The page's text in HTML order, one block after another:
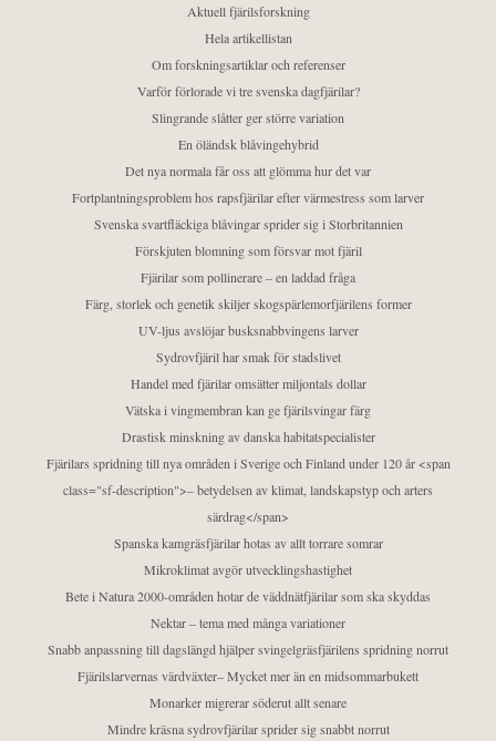
Aktuell fjärilsforskning
Hela artikellistan
Om forskningsartiklar och referenser
Varför förlorade vi tre svenska dagfjärilar?
Slingrande slåtter ger större variation
En öländsk blåvingehybrid
Det nya normala får oss att glömma hur det var
Fortplantningsproblem hos rapsfjärilar efter värmestress som larver
Svenska svartfläckiga blåvingar sprider sig i Storbritannien
Förskjuten blomning som försvar mot fjäril
Fjärilar som pollinerare – en laddad fråga
Färg, storlek och genetik skiljer skogspärlemorfjärilens former
UV-ljus avslöjar busksnabbvingens larver
Sydrovfjäril har smak för stadslivet
Handel med fjärilar omsätter miljontals dollar
Vätska i vingmembran kan ge fjärilsvingar färg
Drastisk minskning av danska habitatspecialister
Fjärilars spridning till nya områden i Sverige och Finland under 120 år <span
class="sf-description">– betydelsen av klimat, landskapstyp och arters
särdrag</span>
Spanska kamgräsfjärilar hotas av allt torrare somrar
Mikroklimat avgör utvecklingshastighet
Bete i Natura 2000-områden hotar de väddnätfjärilar som ska skyddas
Nektar – tema med många variationer
Snabb anpassning till dagslängd hjälper svingelgräsfjärilens spridning norrut
Fjärilslarvernas värdväxter– Mycket mer än en midsommarbukett
Monarker migrerar söderut allt senare
Mindre kräsna sydrovfjärilar sprider sig snabbt norrut